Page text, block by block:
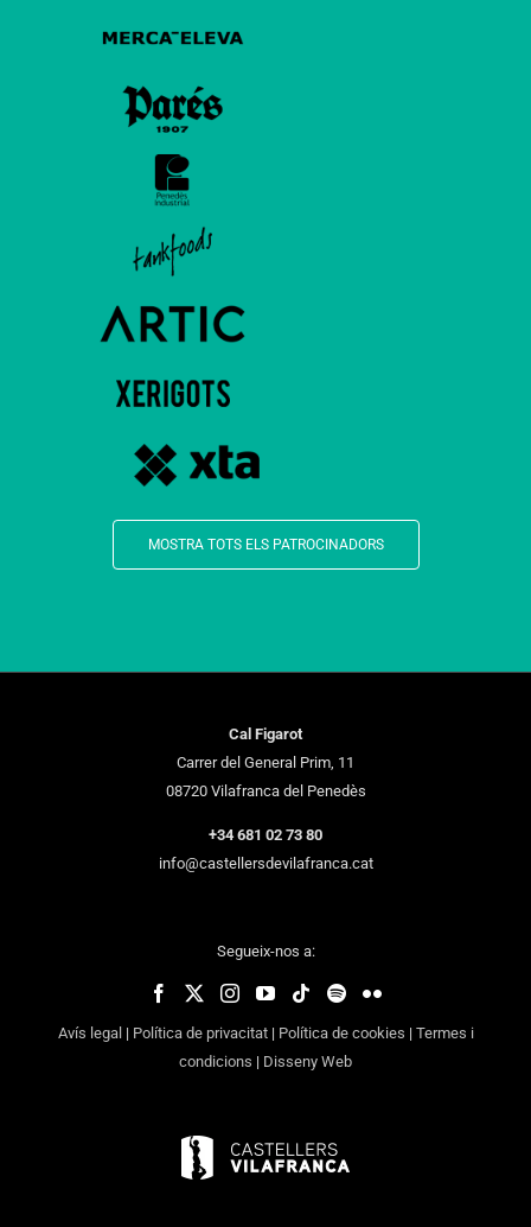
MOSTRA TOTS ELS PATROCINADORS
Cal Figarot
Carrer del General Prim, 11
08720 Vilafranca del Penedès
+34 681 02 73 80
info@castellersdevilafranca.cat
Segueix-nos a:
Avís legal | Política de privacitat| Política de cookies | Termes i
condicions | Disseny Web